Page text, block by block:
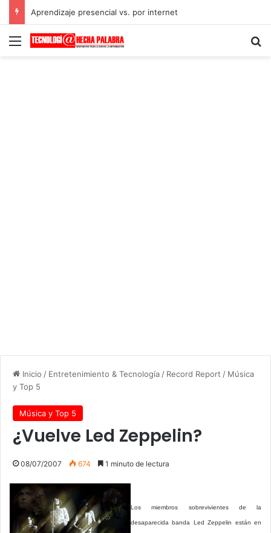
Aprendizaje presencial vs. por internet
Menú
Inicio / Entretenimiento & Tecnología / Record Report / Música
y Top 5
Música y Top 5
¿Vuelve Led Zeppelin?
08/07/2007 674 1 minuto de lectura
Los miembros sobrevivientes de la
desaparecida banda Led Zeppelin están en